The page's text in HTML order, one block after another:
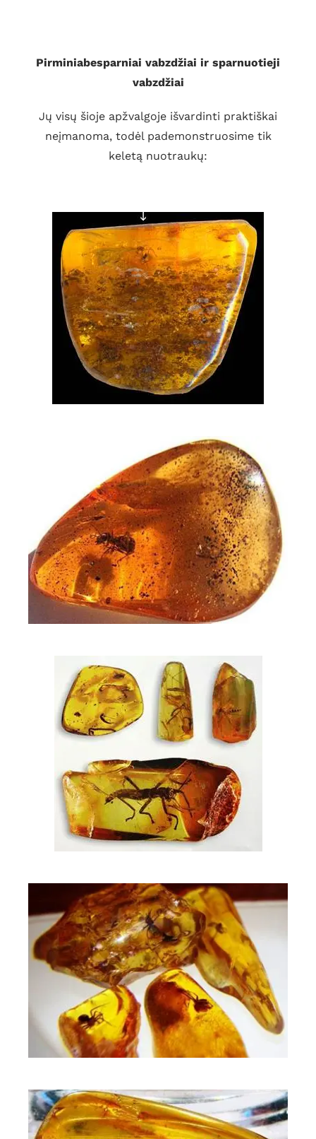
Pirminiabesparniai vabzdžiai ir sparnuotieji
vabzdžiai
Jų visų šioje apžvalgoje išvardinti praktiškai
neįmanoma, todėl pademonstruosime tik
keletą nuotraukų: